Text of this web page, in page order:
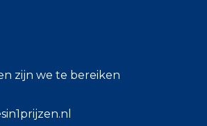
zijn we te bereiken